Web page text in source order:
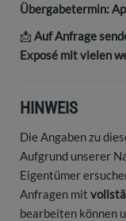
Übergabetermin:
📩 Auf Anfrage
Exposé mit vielen
HINWEIS
Die Angaben zu
Aufgrund unserer
Eigentümer
Anfragen mit
bearbeiten können